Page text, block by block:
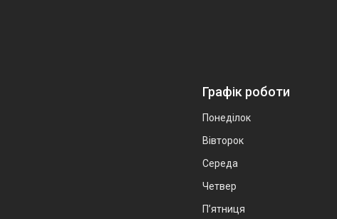
Графік роботи
Понеділок
Вівторок
Середа
Четвер
Пʼятниця